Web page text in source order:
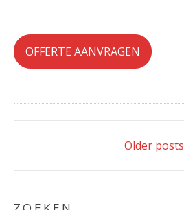
OFFERTE AANVRAGEN
Older posts